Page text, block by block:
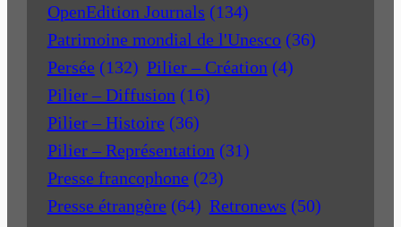
OpenEdition Journals (134)
Patrimoine mondial de l'Unesco (36)
Persée (132) Pilier – Création (4)
Pilier – Diffusion (16)
Pilier – Histoire (36)
Pilier – Représentation (31)
Presse francophone (23)
Presse étrangère (64) Retronews (50)